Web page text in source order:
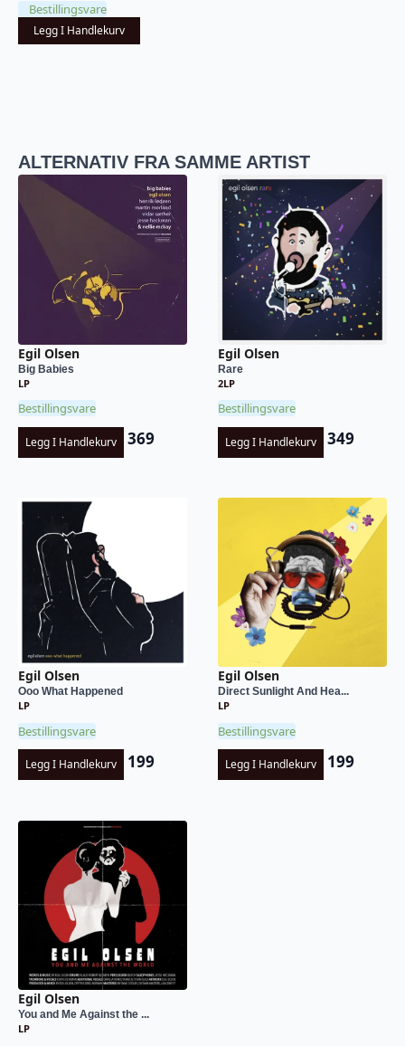
Bestillingsvare
Legg I Handlekurv
ALTERNATIV FRA SAMME ARTIST
Egil Olsen
Big Babies
LP
Bestillingsvare
Legg I Handlekurv 369
Egil Olsen
Rare
2LP
Bestillingsvare
Legg I Handlekurv 349
Egil Olsen
Ooo What Happened
LP
Bestillingsvare
Legg I Handlekurv 199
Egil Olsen
Direct Sunlight And Hea...
LP
Bestillingsvare
Legg I Handlekurv 199
Egil Olsen
You and Me Against the ...
LP